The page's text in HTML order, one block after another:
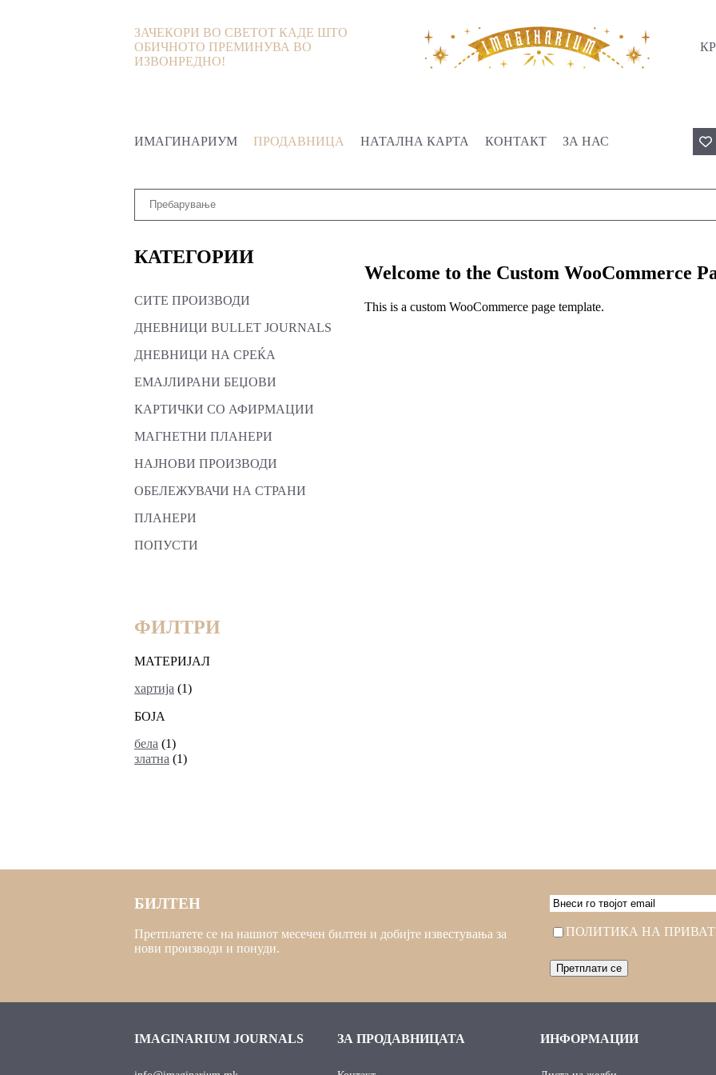
ЗАЧЕКОРИ ВО СВЕТОТ КАДЕ ШТО
ОБИЧНОТО ПРЕМИНУВА ВО
ИЗВОНРЕДНО!
ИМАГИНАРИУМ ПРОДАВНИЦА НАТАЛНА КАРТА КОНТАКТ ЗА НАС
КАТЕГОРИИ
СИТЕ ПРОИЗВОДИ
ДНЕВНИЦИ BULLET JOURNALS
ДНЕВНИЦИ НА СРЕЌА
ЕМАЈЛИРАНИ БЕЏОВИ
КАРТИЧКИ СО АФИРМАЦИИ
МАГНЕТНИ ПЛАНЕРИ
НАЈНОВИ ПРОИЗВОДИ
ОБЕЛЕЖУВАЧИ НА СТРАНИ
ПЛАНЕРИ
ПОПУСТИ
ФИЛТРИ
МАТЕРИЈАЛ
хартија (1)
БОЈА
бела (1)
златна (1)
Welcome to the Custom WooCommerce
This is a custom WooCommerce page template.
БИЛТЕН
Претплатете се на нашиот месечен билтен и добијте известувања за
нови производи и понуди.
EMAIL
Consent
ПОЛИТИКА НА
IMAGINARIUM JOURNALS ЗА ПРОДАВНИЦАТА ИНФОРМАЦИИ